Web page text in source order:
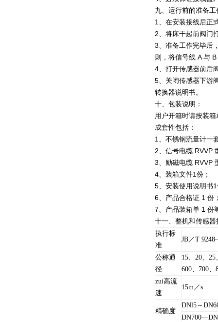
九、运行前的准备工
1、在安装接线后正
2、将床干起前阀门
3、准备工作完毕后
则，将信号线 A 与
4、打开传感器前后
5、关闭传感器下游
转换器说明书。
十、包装说明：
用户开箱时请按装
成套性包括：
1、不锈钢流量计一
2、信号电缆 RVVP
3、励磁电缆 RVVP
4、装箱文件1份；
5、安装使用说明书
6、产品合格证 1 份
7、产品装箱单 1 份
十一、整机和传感器
执行标
准
JB／T
公称通
径
15、20、25
600、700、
zui高流
速
15m／s
精确度
DNl5～